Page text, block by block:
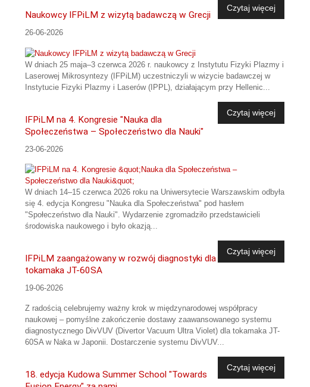
Czytaj więcej
Naukowcy IFPiLM z wizytą badawczą w Grecji
26-06-2026
W dniach 25 maja–3 czerwca 2026 r. naukowcy z Instytutu Fizyki Plazmy i
Laserowej Mikrosyntezy (IFPiLM) uczestniczyli w wizycie badawczej w
Instytucie Fizyki Plazmy i Laserów (IPPL), działającym przy Hellenic...
Czytaj więcej
IFPiLM na 4. Kongresie "Nauka dla
Społeczeństwa – Społeczeństwo dla Nauki"
23-06-2026
W dniach 14–15 czerwca 2026 roku na Uniwersytecie Warszawskim odbyła
się 4. edycja Kongresu "Nauka dla Społeczeństwa" pod hasłem
"Społeczeństwo dla Nauki". Wydarzenie zgromadziło przedstawicieli
środowiska naukowego i było okazją...
Czytaj więcej
IFPiLM zaangażowany w rozwój diagnostyki dla
tokamaka JT-60SA
19-06-2026
Z radością celebrujemy ważny krok w międzynarodowej współpracy
naukowej – pomyślne zakończenie dostawy zaawansowanego systemu
diagnostycznego DivVUV (Divertor Vacuum Ultra Violet) dla tokamaka JT-
60SA w Naka w Japonii. Dostarczenie systemu DivVUV...
Czytaj więcej
18. edycja Kudowa Summer School "Towards